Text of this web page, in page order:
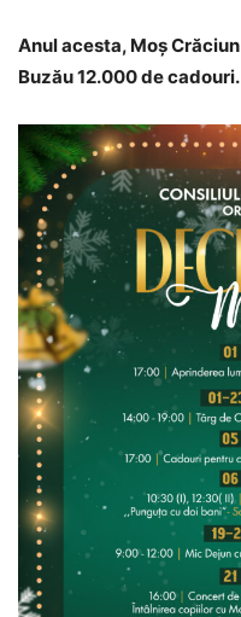
Anul acesta, Moș
Buzău 12.000 de cadouri.